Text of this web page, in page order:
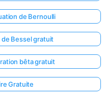
de Bernoulli
Bessel gratuit
bêta gratuit
Gratuite